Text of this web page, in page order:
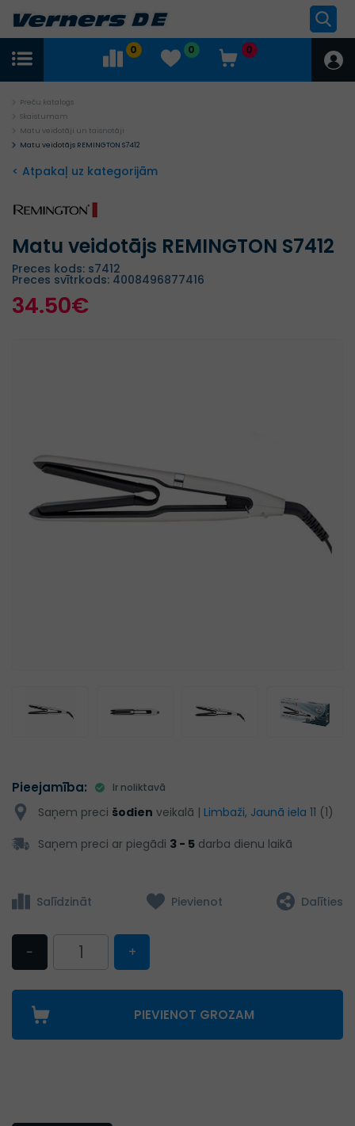
0 0 0
Preču katalogs
Skaistumam
Matu veidotāji un taisnotāji
Matu veidotājs REMINGTON S7412
< Atpakaļ uz kategorijām
Matu veidotājs REMINGTON S7412
Preces kods: s7412
Preces svītrkods: 4008496877416
34.50€
Pieejamība: Ir noliktavā
Saņem preci šodien veikalā | Limbaži, Jaunā iela 11 (1)
Saņem preci ar piegādi 3 - 5 darba dienu laikā
Salīdzināt Pievienot Dalīties
− +
PIEVIENOT GROZAM